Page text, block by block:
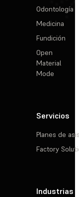
Odontología
Medicina
Fundición
Open
Material
Mode
Servicios
Planes de
Factory
Industrias